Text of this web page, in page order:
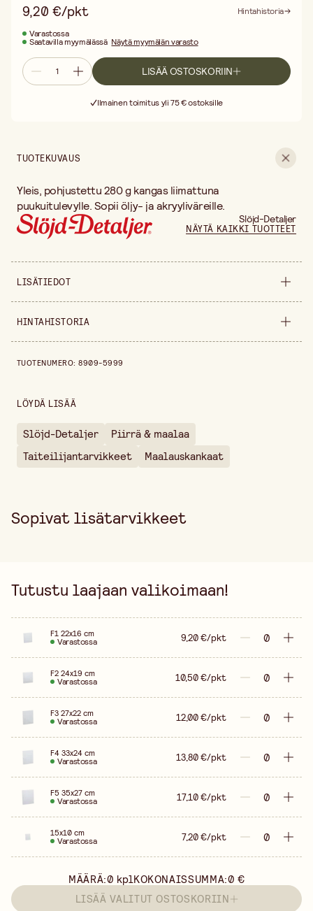
9,20 €/pkt
Hintahistoria
Varastossa
Saatavilla myymälässä Näytä myymälän varasto
LISÄÄ OSTOSKORIIN
Toimitus 3–5 arkipäivää
TUOTEKUVAUS
Yleis, pohjustettu 280 g kangas liimattuna
puukuitulevylle. Sopii öljy- ja akryyliväreille.
Slöjd-Detaljer
NÄYTÄ KAIKKI TUOTTEET
LISÄTIEDOT
Tuoteversio F1 22x16 cm
Pakkausmäärä
Myyntiyksikkö
HINTAHISTORIA
TUOTENUMERO:8909-5999
LÖYDÄ LISÄÄ
Slöjd-Detaljer
Piirrä & maalaa
Taiteilijantarvikkeet
Maalauskankaat
Sopivat lisätarvikkeet
Tutustu laajaan valikoimaan!
F1 22x16 cm
Varastossa 9,20 €/pkt
F2 24x19 cm
Varastossa 10,50 €/pkt
F3 27x22 cm
Varastossa 12,00 €/pkt
F4 33x24 cm
Varastossa 13,80 €/pkt
F5 35x27 cm
Varastossa 17,10 €/pkt
15x10 cm
Varastossa 7,20 €/pkt
MÄÄRÄ:0 kplKOKONAISSUMMA:0 €
LISÄÄ VALITUT OSTOSKORIIN